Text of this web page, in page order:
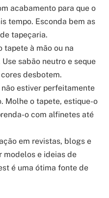
acabamento para que o
tempo. Esconda bem as
tapeçaria.
tapete à mão ou na
sabão neutro e seque
desbotem.
não estiver perfeitamente
Molhe o tapete, estique-o
o com alfinetes até
em revistas, blogs e
modelos e ideias de
é uma ótima fonte de